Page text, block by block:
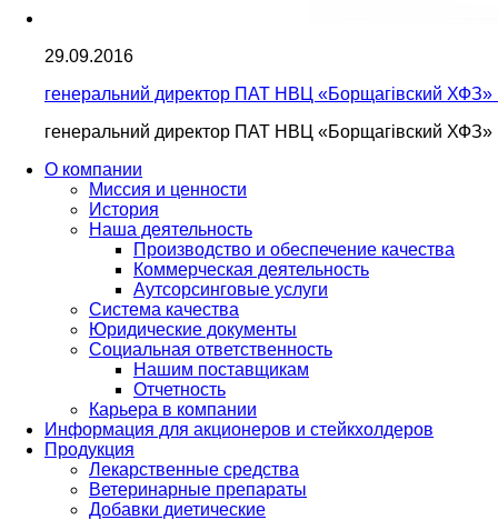
29.09.2016
генеральний директор ПАТ НВЦ «Борщагівский
генеральний директор ПАТ НВЦ «Борщагівский
О компании
Миссия и ценности
История
Наша деятельность
Производство и обеспечение качества
Коммерческая деятельность
Аутсорсинговые услуги
Система качества
Юридические документы
Социальная ответственность
Нашим поставщикам
Отчетность
Карьера в компании
Информация для акционеров и стейкхолдеров
Продукция
Лекарственные средства
Ветеринарные препараты
Добавки диетические